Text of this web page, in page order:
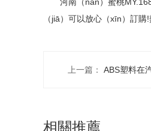
（jiā）可以放心（xīn）訂
上一篇： ABS塑料在
相關推薦